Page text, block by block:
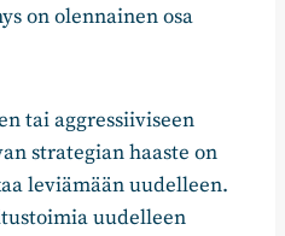
on olennainen osa
tai aggressiiviseen
strategian haaste on
leviämään uudelleen.
uudelleen